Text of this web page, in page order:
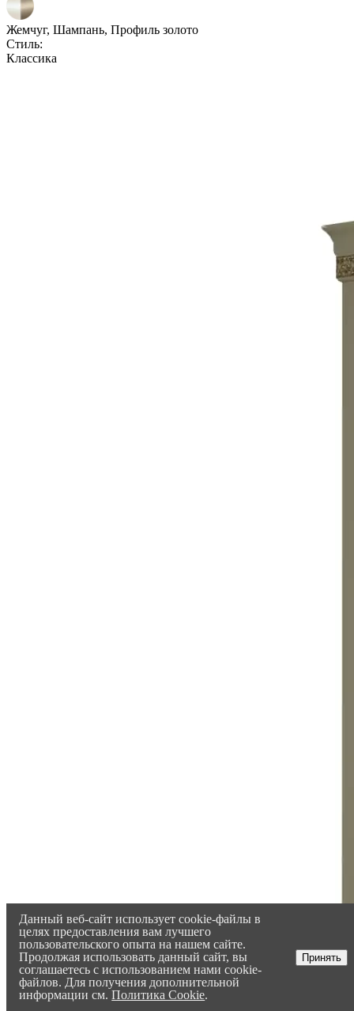
Жемчуг, Шампань, Профиль золото
Стиль:
Классика
Данный веб-сайт использует cookie-файлы в
целях предоставления вам лучшего
пользовательского опыта на нашем сайте.
Продолжая использовать данный сайт, вы
соглашаетесь с использованием нами cookie-
файлов. Для получения дополнительной
информации см.Политика Cookie.
Принять